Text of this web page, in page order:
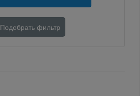
Подобрать фильтр